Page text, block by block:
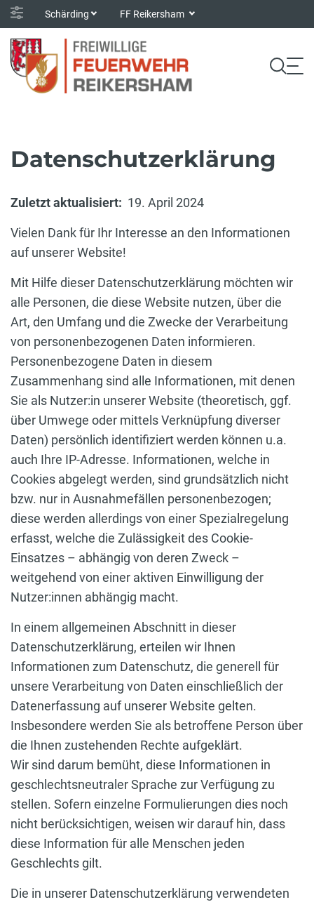
Schärding FF Reikersham
Datenschutzerklärung
Zuletzt aktualisiert: 19. April 2024
Vielen Dank für Ihr Interesse an den Informationen
auf unserer Website!
Mit Hilfe dieser Datenschutzerklärung möchten wir
alle Personen, die diese Website nutzen, über die
Art, den Umfang und die Zwecke der Verarbeitung
von personenbezogenen Daten informieren.
Personenbezogene Daten in diesem
Zusammenhang sind alle Informationen, mit denen
Sie als Nutzer:in unserer Website (theoretisch, ggf.
über Umwege oder mittels Verknüpfung diverser
Daten) persönlich identifiziert werden können u.a.
auch Ihre IP-Adresse. Informationen, welche in
Cookies abgelegt werden, sind grundsätzlich nicht
bzw. nur in Ausnahmefällen personenbezogen;
diese werden allerdings von einer Spezialregelung
erfasst, welche die Zulässigkeit des Cookie-
Einsatzes – abhängig von deren Zweck –
weitgehend von einer aktiven Einwilligung der
Nutzer:innen abhängig macht.
In einem allgemeinen Abschnitt in dieser
Datenschutzerklärung, erteilen wir Ihnen
Informationen zum Datenschutz, die generell für
unsere Verarbeitung von Daten einschließlich der
Datenerfassung auf unserer Website gelten.
Insbesondere werden Sie als betroffene Person über
die Ihnen zustehenden Rechte aufgeklärt.
Wir sind darum bemüht, diese Informationen in
geschlechtsneutraler Sprache zur Verfügung zu
stellen. Sofern einzelne Formulierungen dies noch
nicht berücksichtigen, weisen wir darauf hin, dass
diese Information für alle Menschen jeden
Geschlechts gilt.
Die in unserer Datenschutzerklärung verwendeten